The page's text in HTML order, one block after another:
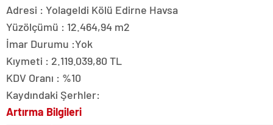
Adresi : Yolageldi Kölü Edirne Havsa
Yüzölçümü : 12.464,94 m2
İmar Durumu :Yok
Kıymeti : 2.119.039,80 TL
KDV Oranı : %10
Kaydındaki Şerhler:
Artırma Bilgileri